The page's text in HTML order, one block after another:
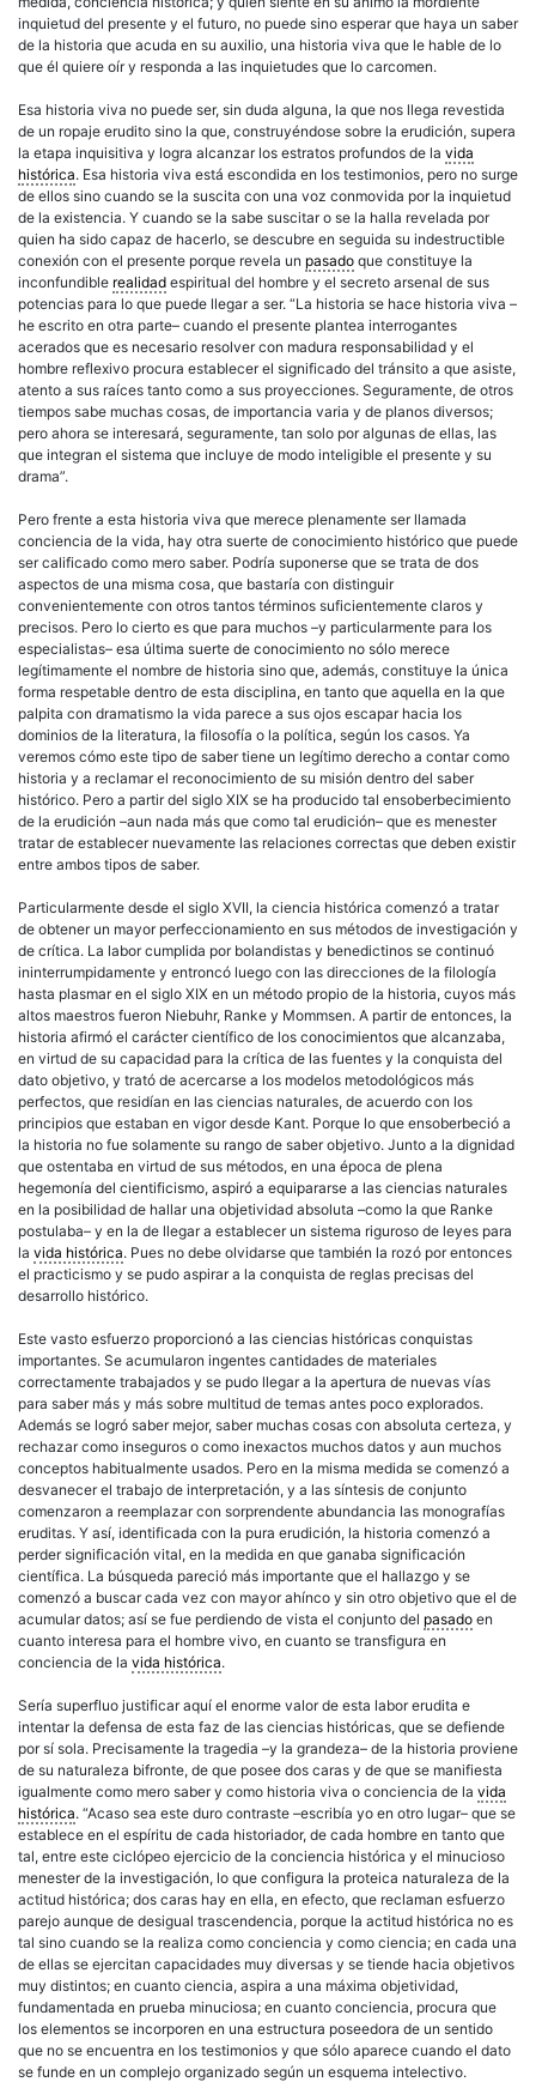
inquietud del presente y el futuro, no puede sino esperar que haya un saber
de la historia que acuda en su auxilio, una historia viva que le hable de lo
que él quiere oír y responda a las inquietudes que lo carcomen.
Esa historia viva no puede ser, sin duda alguna, la que nos llega revestida
de un ropaje erudito sino la que, construyéndose sobre la erudición, supera
la etapa inquisitiva y logra alcanzar los estratos profundos de la vida
histórica. Esa historia viva está escondida en los testimonios, pero no surge
de ellos sino cuando se la suscita con una voz conmovida por la inquietud
de la existencia. Y cuando se la sabe suscitar o se la halla revelada por
quien ha sido capaz de hacerlo, se descubre en seguida su indestructible
conexión con el presente porque revela un pasado que constituye la
inconfundible realidad espiritual del hombre y el secreto arsenal de sus
potencias para lo que puede llegar a ser. “La historia se hace historia viva –
he escrito en otra parte– cuando el presente plantea interrogantes
acerados que es necesario resolver con madura responsabilidad y el
hombre reflexivo procura establecer el significado del tránsito a que asiste,
atento a sus raíces tanto como a sus proyecciones. Seguramente, de otros
tiempos sabe muchas cosas, de importancia varia y de planos diversos;
pero ahora se interesará, seguramente, tan solo por algunas de ellas, las
que integran el sistema que incluye de modo inteligible el presente y su
drama”.
Pero frente a esta historia viva que merece plenamente ser llamada
conciencia de la vida, hay otra suerte de conocimiento histórico que puede
ser calificado como mero saber. Podría suponerse que se trata de dos
aspectos de una misma cosa, que bastaría con distinguir
convenientemente con otros tantos términos suficientemente claros y
precisos. Pero lo cierto es que para muchos –y particularmente para los
especialistas– esa última suerte de conocimiento no sólo merece
legítimamente el nombre de historia sino que, además, constituye la única
forma respetable dentro de esta disciplina, en tanto que aquella en la que
palpita con dramatismo la vida parece a sus ojos escapar hacia los
dominios de la literatura, la filosofía o la política, según los casos. Ya
veremos cómo este tipo de saber tiene un legítimo derecho a contar como
historia y a reclamar el reconocimiento de su misión dentro del saber
histórico. Pero a partir del siglo XIX se ha producido tal ensoberbecimiento
de la erudición –aun nada más que como tal erudición– que es menester
tratar de establecer nuevamente las relaciones correctas que deben existir
entre ambos tipos de saber.
Particularmente desde el siglo XVII, la ciencia histórica comenzó a tratar
de obtener un mayor perfeccionamiento en sus métodos de investigación y
de crítica. La labor cumplida por bolandistas y benedictinos se continuó
ininterrumpidamente y entroncó luego con las direcciones de la filología
hasta plasmar en el siglo XIX en un método propio de la historia, cuyos más
altos maestros fueron Niebuhr, Ranke y Mommsen. A partir de entonces, la
historia afirmó el carácter científico de los conocimientos que alcanzaba,
en virtud de su capacidad para la crítica de las fuentes y la conquista del
dato objetivo, y trató de acercarse a los modelos metodológicos más
perfectos, que residían en las ciencias naturales, de acuerdo con los
principios que estaban en vigor desde Kant. Porque lo que ensoberbeció a
la historia no fue solamente su rango de saber objetivo. Junto a la dignidad
que ostentaba en virtud de sus métodos, en una época de plena
hegemonía del cientificismo, aspiró a equipararse a las ciencias naturales
en la posibilidad de hallar una objetividad absoluta –como la que Ranke
postulaba– y en la de llegar a establecer un sistema riguroso de leyes para
la vida histórica. Pues no debe olvidarse que también la rozó por entonces
el practicismo y se pudo aspirar a la conquista de reglas precisas del
desarrollo histórico.
Este vasto esfuerzo proporcionó a las ciencias históricas conquistas
importantes. Se acumularon ingentes cantidades de materiales
correctamente trabajados y se pudo llegar a la apertura de nuevas vías
para saber más y más sobre multitud de temas antes poco explorados.
Además se logró saber mejor, saber muchas cosas con absoluta certeza, y
rechazar como inseguros o como inexactos muchos datos y aun muchos
conceptos habitualmente usados. Pero en la misma medida se comenzó a
desvanecer el trabajo de interpretación, y a las síntesis de conjunto
comenzaron a reemplazar con sorprendente abundancia las monografías
eruditas. Y así, identificada con la pura erudición, la historia comenzó a
perder significación vital, en la medida en que ganaba significación
científica. La búsqueda pareció más importante que el hallazgo y se
comenzó a buscar cada vez con mayor ahínco y sin otro objetivo que el de
acumular datos; así se fue perdiendo de vista el conjunto del pasado en
cuanto interesa para el hombre vivo, en cuanto se transfigura en
conciencia de la vida histórica.
Sería superfluo justificar aquí el enorme valor de esta labor erudita e
intentar la defensa de esta faz de las ciencias históricas, que se defiende
por sí sola. Precisamente la tragedia –y la grandeza– de la historia proviene
de su naturaleza bifronte, de que posee dos caras y de que se manifiesta
igualmente como mero saber y como historia viva o conciencia de la vida
histórica. “Acaso sea este duro contraste –escribía yo en otro lugar– que se
establece en el espíritu de cada historiador, de cada hombre en tanto que
tal, entre este ciclópeo ejercicio de la conciencia histórica y el minucioso
menester de la investigación, lo que configura la proteica naturaleza de la
actitud histórica; dos caras hay en ella, en efecto, que reclaman esfuerzo
parejo aunque de desigual trascendencia, porque la actitud histórica no es
tal sino cuando se la realiza como conciencia y como ciencia; en cada una
de ellas se ejercitan capacidades muy diversas y se tiende hacia objetivos
muy distintos; en cuanto ciencia, aspira a una máxima objetividad,
fundamentada en prueba minuciosa; en cuanto conciencia, procura que
los elementos se incorporen en una estructura poseedora de un sentido
que no se encuentra en los testimonios y que sólo aparece cuando el dato
se funde en un complejo organizado según un esquema intelectivo.